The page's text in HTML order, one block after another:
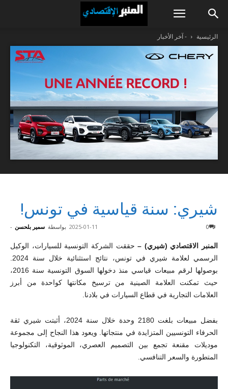
الرئيسية - آخر الأخبار
شيري: سنة قياسية في تونس!
بواسطة سمير بلحسن - 2025-01-11 0
المنبر الاقتصادي (شيري) –حققت الشركة التونسية للسيارات، الوكيل
بوصولها لرقم مبيعات قياسي منذ دخولها السوق التونسية سنة 2016،
حيث تمكنت العلامة الصينية من ترسيخ مكانتها كواحدة من أبرز
العلامات التجارية في قطاع السيارات في بلادنا.
بفضل مبيعات بلغت 2180 وحدة خلال سنة 2024، أثبتت شيري ثقة
الحرفاء التونسيين المتزايدة في منتجاتها. ويعود هذا النجاح إلى مجموعة
موديلات مقنعة تجمع بين التصميم العصري، الموثوقية، التكنولوجيا
المتطورة والسعر التنافسي.